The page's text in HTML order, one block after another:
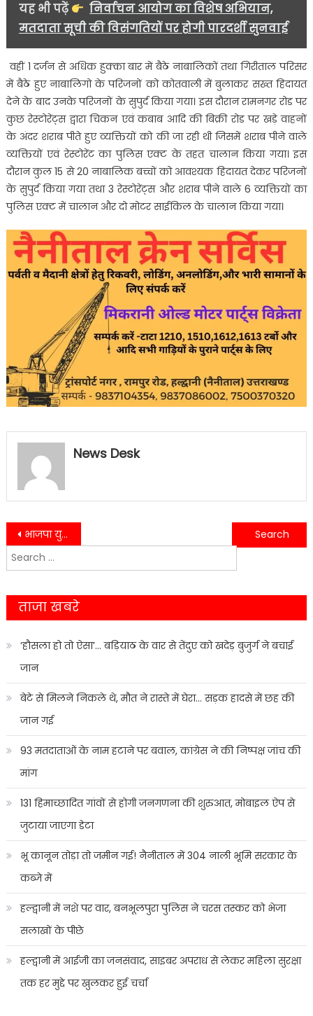
यह भी पढ़ें
निर्वाचन आयोग का विशेष अभियान,
मतदाता सूची की विसंगतियों पर होगी पारदर्शी सुनवाई
वहीं 1 दर्जन से अधिक हुक्का बार में बैठे नाबालिकों तथा गिरीताल परिसर
में बैठे हुए नाबालिगो के परिजनों को कोतवाली में बुलाकर सख्त हिदायत
देने के बाद उनके परिजनों के सुपुर्द किया गया। इस दौरान रामनगर रोड पर
कुछ रेस्टोरेंट्स द्वारा चिकन एवं कबाब आदि की बिक्री रोड पर खड़े वाहनों
के अंदर शराब पीते हुए व्यक्तियों को की जा रही थी जिसमें शराब पीने वाले
व्यक्तियों एवं रेस्टोरेंट का पुलिस एक्ट के तहत चालान किया गया। इस
दौरान कुल 15 से 20 नाबालिक बच्चों को आवश्यक हिदायत देकर परिजनों
के सुपुर्द किया गया तथा 3 रेस्टोरेंट्स और शराब पीने वाले 6 व्यक्तियों का
पुलिस एक्ट में चालान और दो मोटर साईकिल के चालान किया गया।
News Desk
Post
navigation
भाजपा युवा मोर्चा मंडल अध्यक्ष का नगर पंचायत के खिलाफ अनिश्चितकालीन धरना प्रदर्शन जारी….
स्पोर्ट्स टीचर ने छात्र को दी यातनाएं बच्चे की हुई हालत ख़राब…..
Search
for:
ताजा खबरे
‘हौसला हो तो ऐसा’… बड़ियाठ के वार से तेंदुए को खदेड़ बुजुर्ग ने बचाई
जान
बेटे से मिलने निकले थे, मौत ने रास्ते में घेरा… सड़क हादसे में छह की
जान गई
93 मतदाताओं के नाम हटाने पर बवाल, कांग्रेस ने की निष्पक्ष जांच की
मांग
131 हिमाच्छादित गांवों से होगी जनगणना की शुरुआत, मोबाइल ऐप से
जुटाया जाएगा डेटा
भू कानून तोड़ा तो जमीन गई! नैनीताल में 304 नाली भूमि सरकार के
कब्जे में
हल्द्वानी में नशे पर वार, बनभूलपुरा पुलिस ने चरस तस्कर को भेजा
सलाखों के पीछे
हल्द्वानी में आईजी का जनसंवाद, साइबर अपराध से लेकर महिला सुरक्षा
तक हर मुद्दे पर खुलकर हुई चर्चा